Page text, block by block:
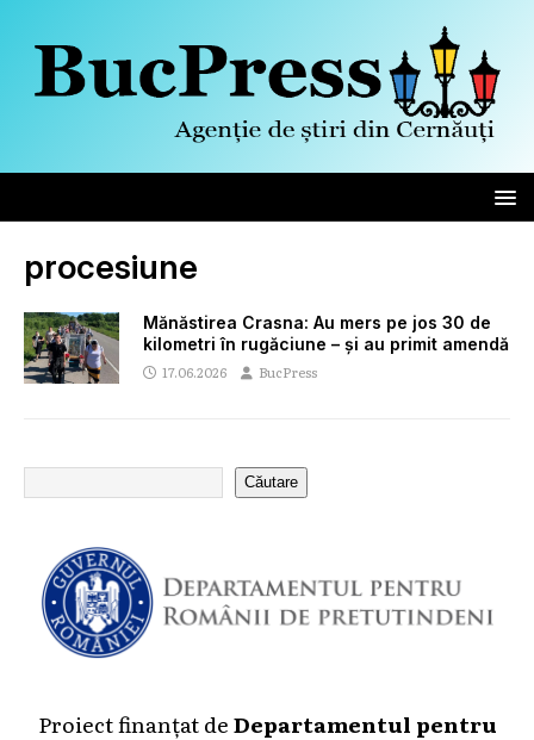
procesiune
Mănăstirea Crasna: Au mers pe jos 30 de
kilometri în rugăciune – și au primit amendă
17.06.2026 BucPress
Căutare
Proiect finanțat deDepartamentul pentru